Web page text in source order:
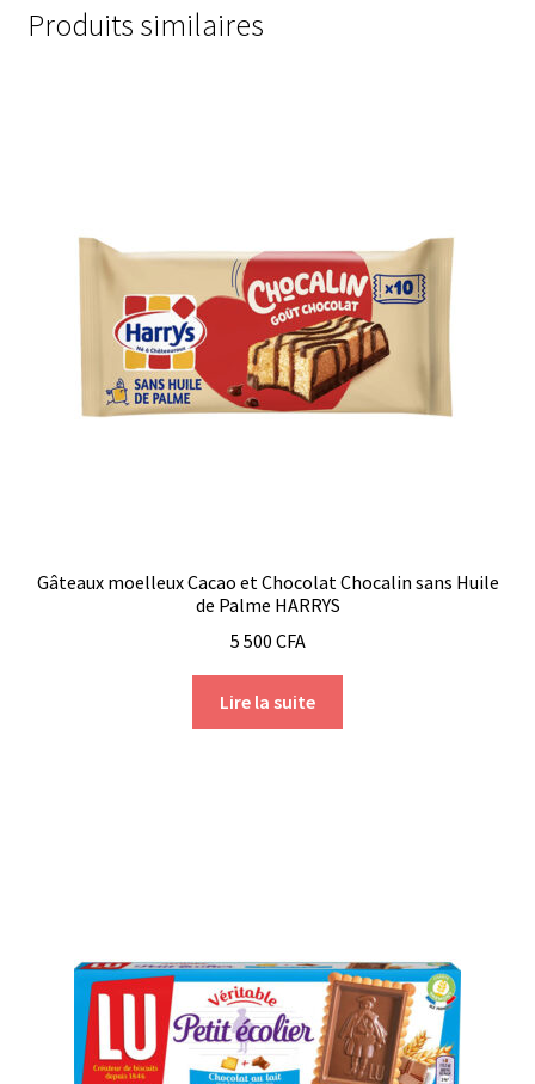
Produits similaires
Gâteaux moelleux Cacao et Chocolat Chocalin sans Huile
de Palme HARRYS
5 500 CFA
Lire la suite